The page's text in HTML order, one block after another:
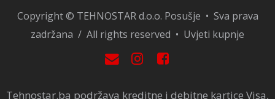
Copyright © TEHNOSTAR d.o.o. Posušje • Sva prava
zadržana / All rights reserved • Uvjeti kupnje
Tehnostar.ba podržava kreditne i debitne kartice Visa,